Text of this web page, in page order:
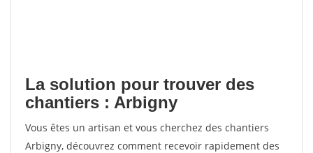
La solution pour trouver des
chantiers : Arbigny
Vous êtes un artisan et vous cherchez des chantiers
Arbigny, découvrez comment recevoir rapidement des